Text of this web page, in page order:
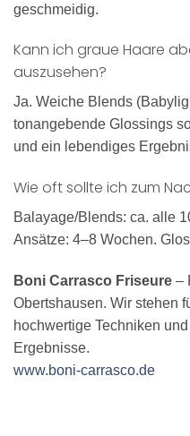
geschmeidig.
Kann ich graue Haare
auszusehen?
Ja. Weiche Blends
tonangebende Glossings
und ein lebendiges
Wie oft sollte ich zum
Balayage/Blends: ca. alle
Ansätze: 4–8 Wochen.
Boni Carrasco Friseure –
Obertshausen. Wir stehen
hochwertige Techniken
Ergebnisse.
www.boni-carrasco.de